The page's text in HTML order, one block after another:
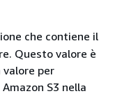
che contiene il
Questo valore è
per
S3 nella